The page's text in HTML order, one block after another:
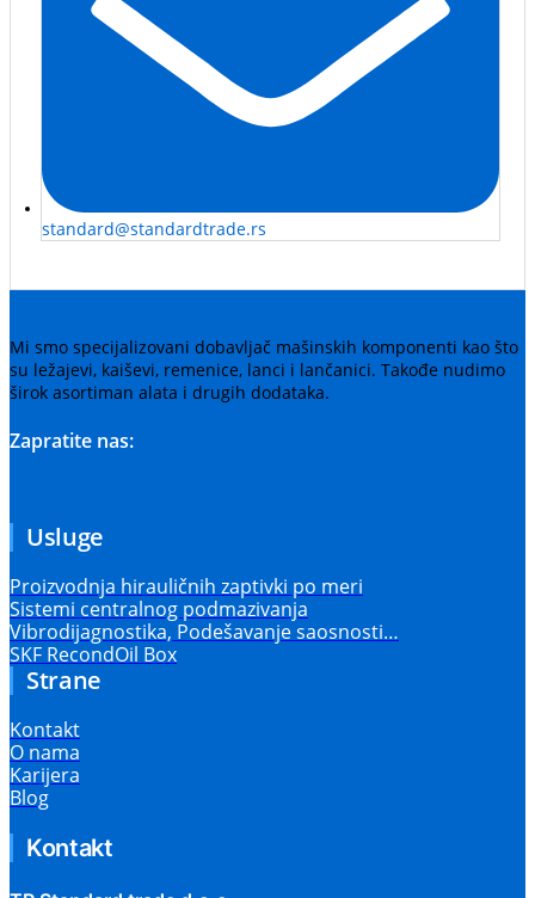
standard@standardtrade.rs
Mi smo specijalizovani dobavljač mašinskih komponenti kao što
su ležajevi, kaiševi, remenice, lanci i lančanici. Takođe nudimo
širok asortiman alata i drugih dodataka.
Zapratite nas:
Usluge
Proizvodnja hirauličnih zaptivki po meri
Sistemi centralnog podmazivanja
Vibrodijagnostika, Podešavanje saosnosti…
SKF RecondOil Box
Strane
Kontakt
O nama
Karijera
Blog
Kontakt